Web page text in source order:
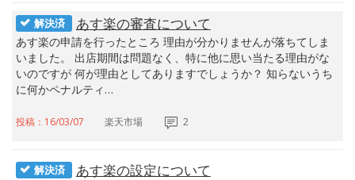
解決済 あす楽の審査について
あす楽の申請を行ったところ 理由が分かりませんが落ちてしま
いました。 出店期間は問題なく、特に他に思い当たる理由がな
いのですが 何が理由としてありますでしょうか？ 知らないうち
に何かペナルティ…
投稿：16/03/07 楽天市場 2
解決済 あす楽の設定について